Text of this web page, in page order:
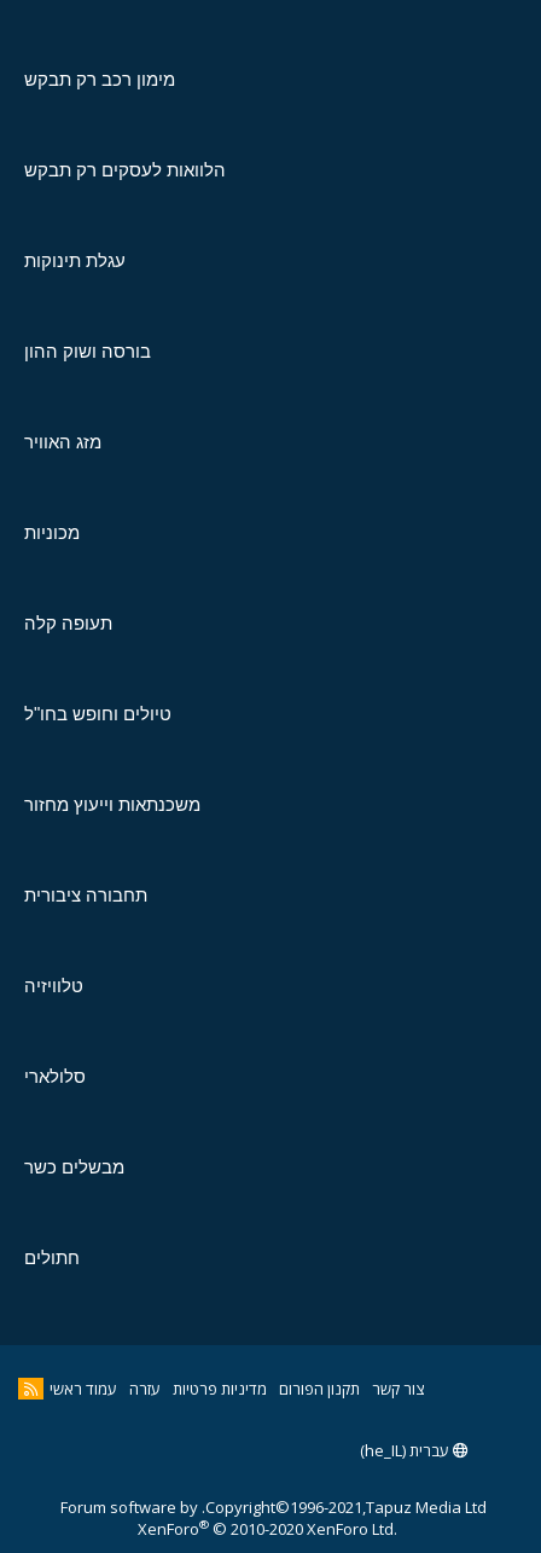
מימון רכב רק תבקש
הלוואות לעסקים רק תבקש
עגלת תינוקות
בורסה ושוק ההון
מזג האוויר
מכוניות
תעופה קלה
טיולים וחופש בחו"ל
משכנתאות וייעוץ מחזור
תחבורה ציבורית
טלוויזיה
סלולארי
מבשלים כשר
חתולים
צור קשר תקנון הפורום מדיניות פרטיות עזרה עמוד ראשי
עברית (he_IL)
Copyright©1996-2021,Tapuz Media Ltd.
Forum software by
XenForo® © 2010-2020 XenForo Ltd.